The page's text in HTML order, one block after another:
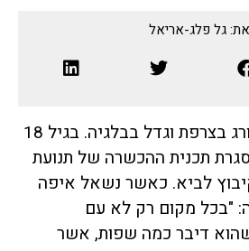
גל פלג-אריאל
אשר נולד בשטרסבורג בצרפת וגדל בבלגיה. בגיל 18
תכנית ההכשרה של תנועת
לביא. כאשר נשאל איפה
"בכל מקום רק לא עם
דיבר כמה שפות, אשר